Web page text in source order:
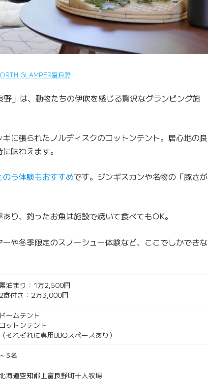
GLAMPER富良野
」は、動物たちの伊吹を感じる贅沢なグランピング施
に張られたノルディスクのコットンテント。居心地の良
味わえます。
う体験もおすすめです。ジンギスカンや名物の「豚さが
り、釣ったお魚は施設で焼いて食べてもOK。
や冬季限定のスノーシュー体験など、ここでしかできな
泊まり：1万2,500円
2食付き：2万3,000円
ドームテント
コットンテント
（それぞれに専用BBQスペースあり）
～3名
海道空知郡上富良野町十人牧場